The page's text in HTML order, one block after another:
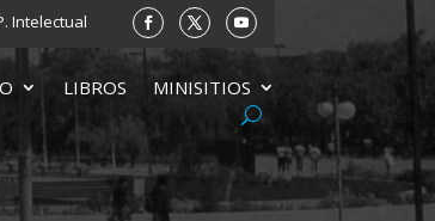
Intelectual
LIBROS MINISITIOS